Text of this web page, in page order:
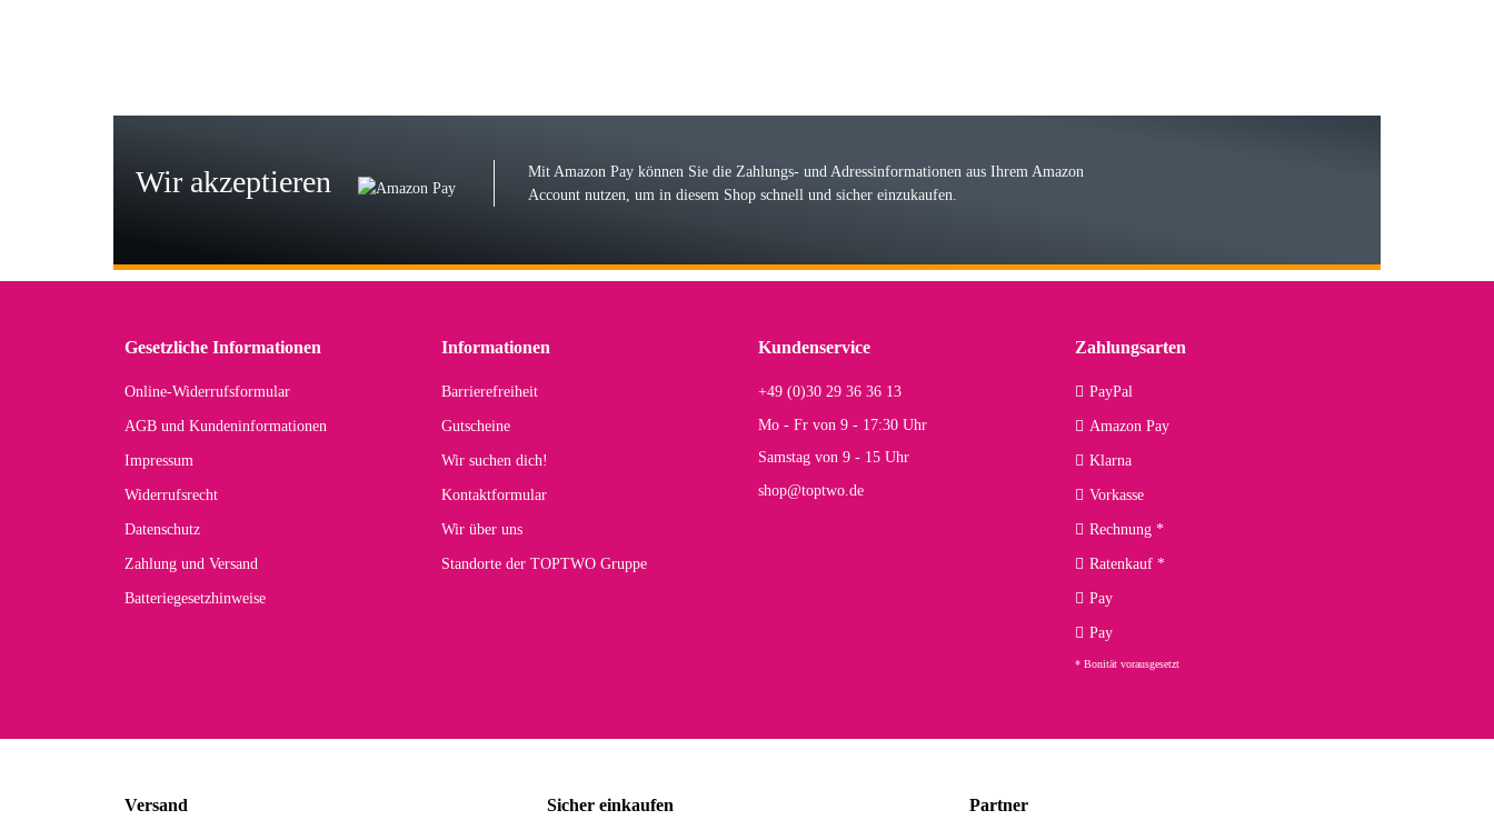
Der Koffer macht einen sehr soliden Eindruck. Die Zuverlässigkeit muss sich noch in den kommenden Jahren herausstellen. Spannend wird es falls
Hans E
Wir akzeptieren
Mit Amazon Pay können Sie die Zahlungs- und Adressinformationen aus Ihrem Amazon
Account nutzen, um in diesem Shop schnell und sicher einzukaufen.
Gesetzliche Informationen
Online-Widerrufsformular
AGB und Kundeninformationen
Impressum
Widerrufsrecht
Datenschutz
Zahlung und Versand
Batteriegesetzhinweise
Informationen
Barrierefreiheit
Gutscheine
Wir suchen dich!
Kontaktformular
Wir über uns
Standorte der TOPTWO Gruppe
Kundenservice
+49 (0)30 29 36 36 13
Mo - Fr von 9 - 17:30 Uhr
Samstag von 9 - 15 Uhr
shop@toptwo.de
Zahlungsarten
PayPal
Amazon Pay
Klarna
Vorkasse
Rechnung *
Ratenkauf *
Pay
Pay
* Bonität vorausgesetzt
Versand Sicher einkaufen Partner